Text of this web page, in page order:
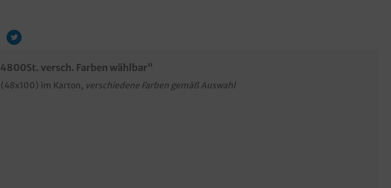
versch. Farben wählbar"
im Karton, verschiedene Farben gemäß Auswahl